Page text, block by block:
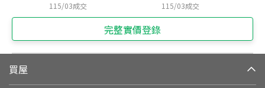
115/03成交 115/03成交
完整實價登錄
買屋